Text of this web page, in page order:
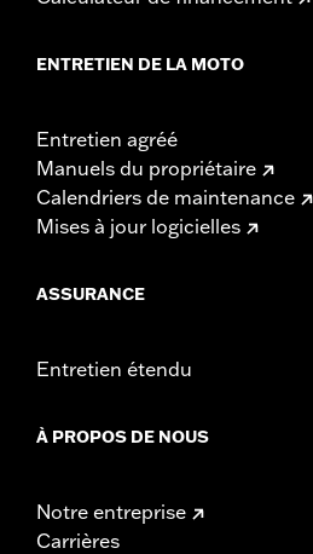
ENTRETIEN DE LA MOTO
Entretien agréé
Manuels du propriétaire
Calendriers de maintenance
Mises à jour logicielles
ASSURANCE
Entretien étendu
À PROPOS DE NOUS
Notre entreprise
Carrières